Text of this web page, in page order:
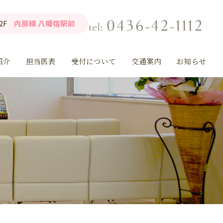
内房線 八幡宿駅前
介 担当医表 受付について 交通案内 お知らせ